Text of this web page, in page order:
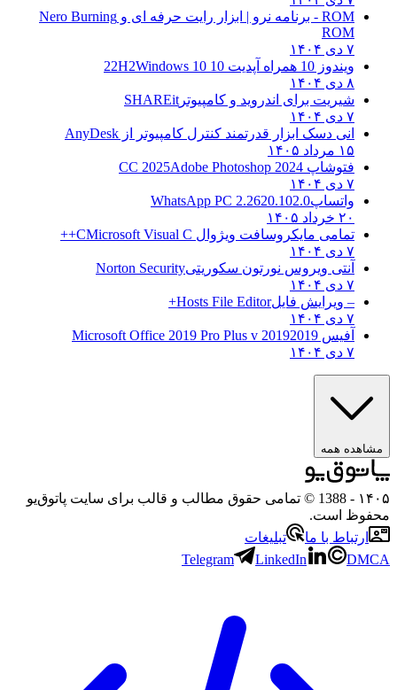
ROM - برنامه نرو | ابزار رایت حرفه ای و
Nero Burning
ROM
۷ دی ۱۴۰۴
ویندوز 10 همراه آپدیت 10 22H2
Windows 10
۸ دی ۱۴۰۴
شیریت برای اندروید و کامپیوتر SHAREit
۷ دی ۱۴۰۴
انی دسک ابزار قدرتمند کنترل کامپیوتر از AnyDesk
۱۵ مرداد ۱۴۰۵
فتوشاپ CC 2025 Adobe Photoshop 2024
۷ دی ۱۴۰۴
واتساپWhatsApp PC 2.2620.102.0
۲۰ خرداد ۱۴۰۵
تمامی مایکروسافت ویژوال C Microsoft Visual C++
۷ دی ۱۴۰۴
آنتی ویروس نورتون سکوریتیNorton Security
۷ دی ۱۴۰۴
– ویرایش فایلHosts File Editor+
۷ دی ۱۴۰۴
آفیس 2019 2019 Microsoft Office 2019 Pro Plus v
۷ دی ۱۴۰۴
مشاهده همه
۱۴۰۵
- 1388 © تمامی حقوق مطالب و قالب برای سایت پاتوق‌یو
محفوظ است.
ارتباط با ما
تبلیغات
Telegram
LinkedIn DMCA